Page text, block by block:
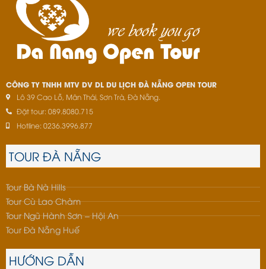
CÔNG TY TNHH MTV DV DL DU LỊCH ĐÀ NẴNG OPEN TOUR
Lô 39 Cao Lỗ, Mân Thái, Sơn Trà, Đà Nẵng.
Đặt tour: 089.8080.715
Hotline: 0236.3996.877
TOUR ĐÀ NẴNG
Tour Bà Nà Hills
Tour Cù Lao Chàm
Tour Ngũ Hành Sơn – Hội An
Tour Đà Nẵng Huế
HƯỚNG DẪN